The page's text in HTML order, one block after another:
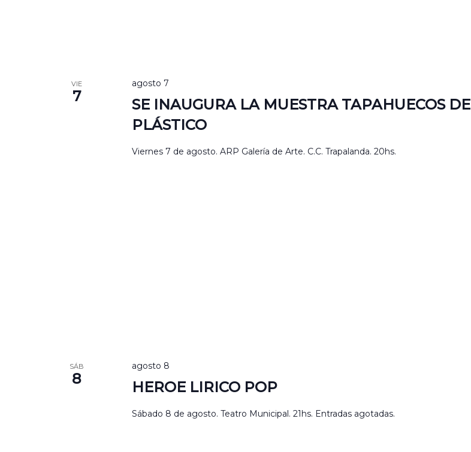
VIE
7
SE INAUGURA LA MUESTRA TAPAHUECOS DE
PLÁSTICO
agosto 7
Viernes 7 de agosto. ARP Galería de Arte. C.C. Trapalanda. 20hs.
SÁB
8 HEROE LIRICO POP
agosto 8
Sábado 8 de agosto. Teatro Municipal. 21hs. Entradas agotadas.